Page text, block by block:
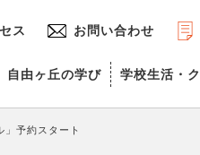
ス お問い合わせ
自由ヶ丘の学び 学校生活・
予約スタート